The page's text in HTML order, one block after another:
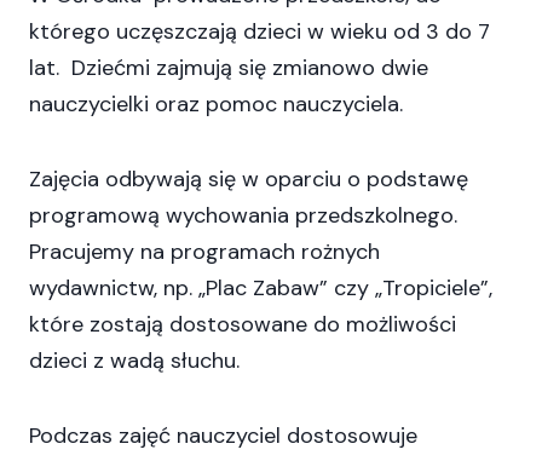
którego uczęszczają dzieci w wieku od 3 do 7
lat. Dziećmi zajmują się zmianowo dwie
nauczycielki oraz pomoc nauczyciela.
Zajęcia odbywają się w oparciu o podstawę
programową wychowania przedszkolnego.
Pracujemy na programach rożnych
wydawnictw, np. „Plac Zabaw” czy „Tropiciele”,
które zostają dostosowane do możliwości
dzieci z wadą słuchu.
Podczas zajęć nauczyciel dostosowuje